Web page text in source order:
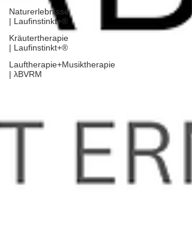
Naturerlebnisse
| Laufinstinkt+®
Kräutertherapie
| Laufinstinkt+®
Lauftherapie+Musiktherapie
| λBVRM